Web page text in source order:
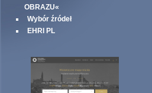
OBRAZU«
Wybór źródeł
EHRI PL